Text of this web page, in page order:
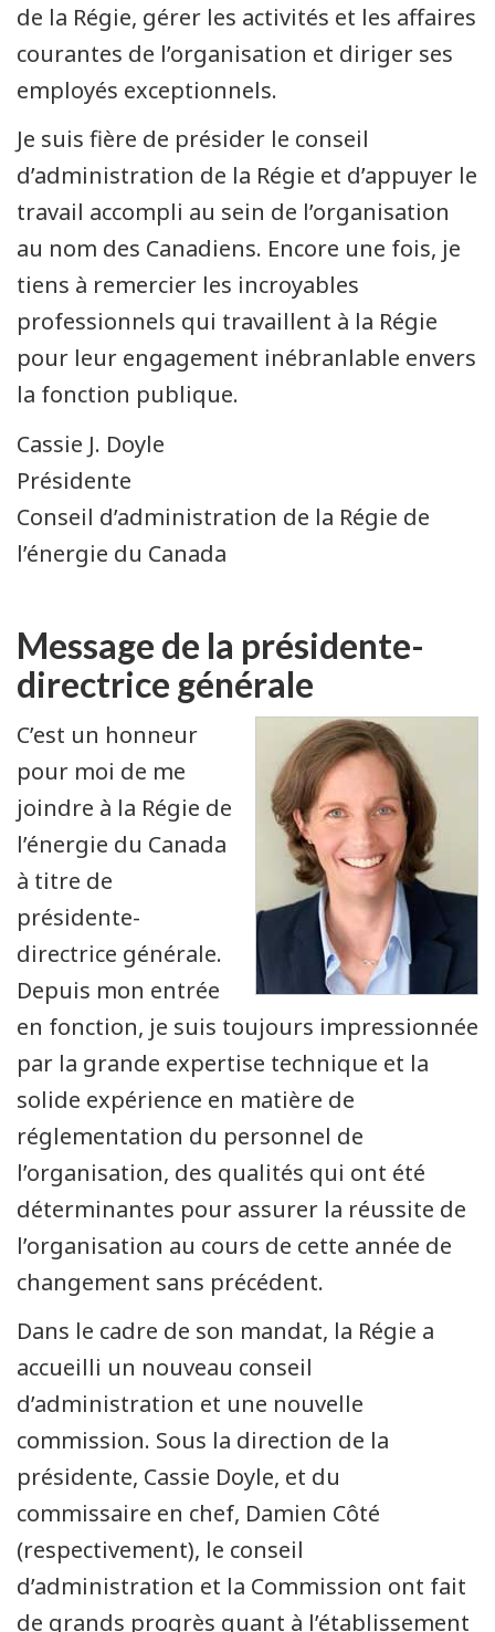
de la Régie, gérer les activités et les affaires
courantes de l’organisation et diriger ses
employés exceptionnels.
Je suis fière de présider le conseil
d’administration de la Régie et d’appuyer le
travail accompli au sein de l’organisation
au nom des Canadiens. Encore une fois, je
tiens à remercier les incroyables
professionnels qui travaillent à la Régie
pour leur engagement inébranlable envers
la fonction publique.
Cassie J. Doyle
Présidente
Conseil d’administration de la Régie de
l’énergie du Canada
Message de la présidente-
directrice générale
C’est un honneur
pour moi de me
joindre à la Régie de
l’énergie du Canada
à titre de
présidente-
directrice générale.
Depuis mon entrée
en fonction, je suis toujours impressionnée
par la grande expertise technique et la
solide expérience en matière de
réglementation du personnel de
l’organisation, des qualités qui ont été
déterminantes pour assurer la réussite de
l’organisation au cours de cette année de
changement sans précédent.
Dans le cadre de son mandat, la Régie a
accueilli un nouveau conseil
d’administration et une nouvelle
commission. Sous la direction de la
présidente, Cassie Doyle, et du
commissaire en chef, Damien Côté
(respectivement), le conseil
d’administration et la Commission ont fait
de grands progrès quant à l’établissement